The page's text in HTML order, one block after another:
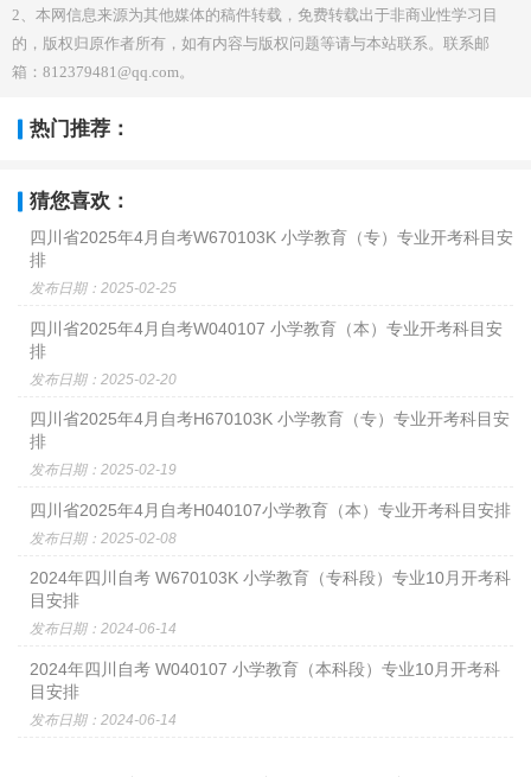
2、本网信息来源为其他媒体的稿件转载，免费转载出于非商业性学习目
的，版权归原作者所有，如有内容与版权问题等请与本站联系。联系邮
箱：812379481@qq.com。
热门推荐：
猜您喜欢：
四川省2025年4月自考W670103K 小学教育（专）专业开考科目安
排
发布日期：2025-02-25
四川省2025年4月自考W040107 小学教育（本）专业开考科目安
排
发布日期：2025-02-20
四川省2025年4月自考H670103K 小学教育（专）专业开考科目安
排
发布日期：2025-02-19
四川省2025年4月自考H040107小学教育（本）专业开考科目安排
发布日期：2025-02-08
2024年四川自考 W670103K 小学教育（专科段）专业10月开考科
目安排
发布日期：2024-06-14
2024年四川自考 ​W040107 小学教育（本科段）专业10月开考科
目安排
发布日期：2024-06-14